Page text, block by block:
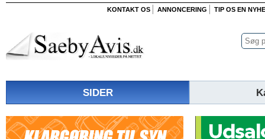
KONTAKT OS
ANNONCERING TIP OS EN
SIDER